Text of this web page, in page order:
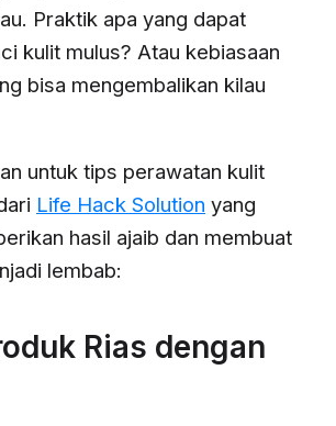
Praktik apa yang dapat
kulit mulus? Atau kebiasaan
bisa mengembalikan kilau
untuk tips perawatan kulit
Life Hack Solution yang
hasil ajaib dan membuat
lembab:
Rias dengan